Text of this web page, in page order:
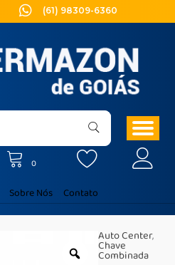
(61) 98309-6360
0
Sobre Nós Contato
Auto Center,
Chave
Combinada